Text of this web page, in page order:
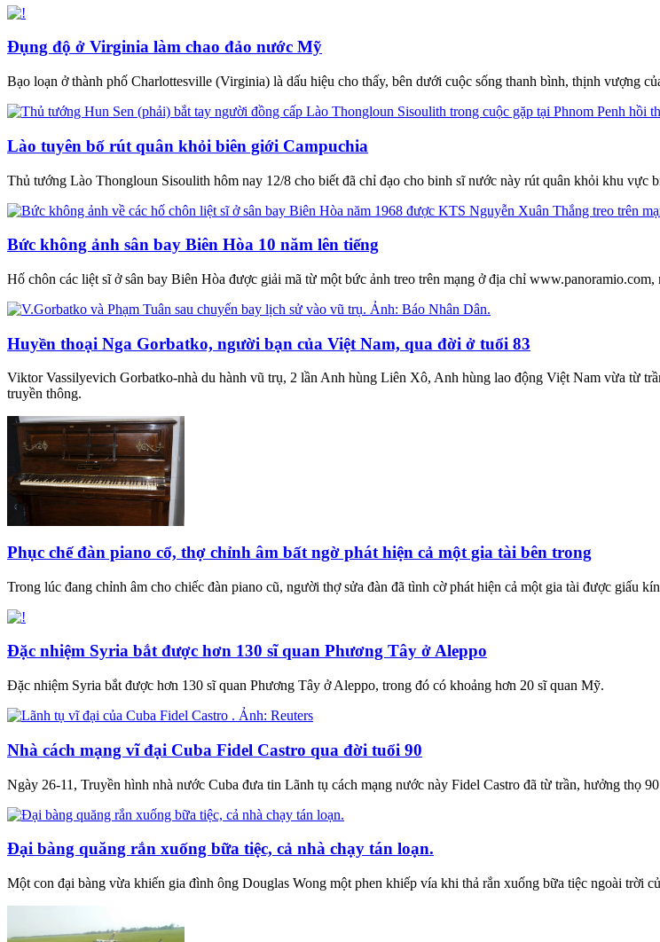
Đụng độ ở Virginia làm chao đảo nước Mỹ
Bạo loạn ở thành phố Charlottesville (Virginia) là dấu hiệu cho thấy, bên dưới cuộc sống thanh bình, thịnh vượng
Lào tuyên bố rút quân khỏi biên giới Campuchia
Thủ tướng Lào Thongloun Sisoulith hôm nay 12/8 cho biết đã chỉ đạo cho binh sĩ nước này rút quân khỏi khu vực
Bức không ảnh sân bay Biên Hòa 10 năm lên tiếng
Hố chôn các liệt sĩ ở sân bay Biên Hòa được giải mã từ một bức ảnh treo trên mạng ở địa chỉ
Huyền thoại Nga Gorbatko, người bạn của Việt Nam, qua đời ở tuổi 83
Viktor Vassilyevich Gorbatko-nhà du hành vũ trụ, 2 lần Anh hùng Liên Xô, Anh hùng lao động Việt Nam vừa từ
truyền thông.
Phục chế đàn piano cổ, thợ chỉnh âm bất ngờ phát hiện cả một gia tài bên trong
Trong lúc đang chỉnh âm cho chiếc đàn piano cũ, người thợ sửa đàn đã tình cờ phát hiện cả một gia tài được giấu
Đặc nhiệm Syria bắt được hơn 130 sĩ quan Phương Tây ở Aleppo
Đặc nhiệm Syria bắt được hơn 130 sĩ quan Phương Tây ở Aleppo, trong đó có khoảng hơn 20 sĩ quan Mỹ.
Nhà cách mạng vĩ đại Cuba Fidel Castro qua đời tuổi 90
Ngày 26-11, Truyền hình nhà nước Cuba đưa tin Lãnh tụ cách mạng nước này Fidel Castro đã từ trần, hưởng thọ
Đại bàng quăng rắn xuống bữa tiệc, cả nhà chạy tán loạn.
Một con đại bàng vừa khiến gia đình ông Douglas Wong một phen khiếp vía khi thả rắn xuống bữa tiệc ngoài trời